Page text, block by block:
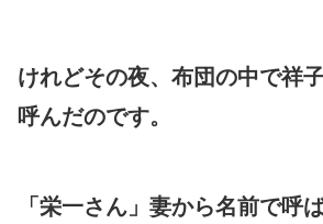
けれどその夜、布団の中で祥
呼んだのです。
「栄一さん」妻から名前で呼